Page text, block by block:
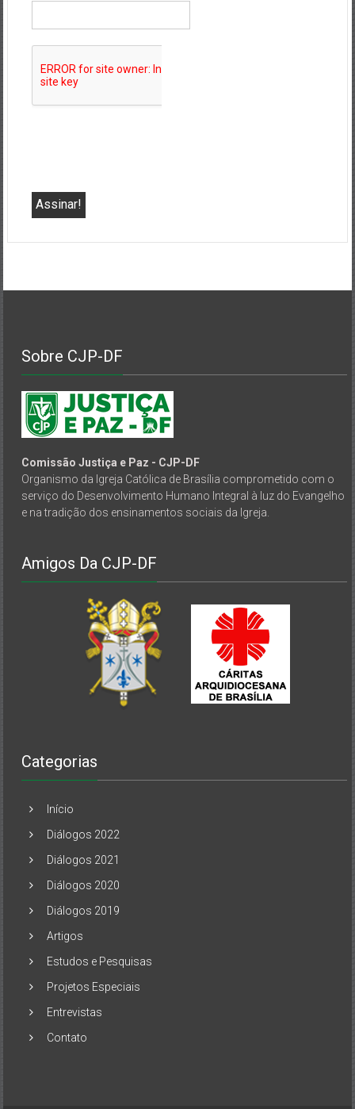
Sobre CJP-DF
Comissão Justiça e Paz - CJP-DF
Organismo da Igreja Católica de Brasília comprometido com o
serviço do Desenvolvimento Humano Integral à luz do Evangelho
e na tradição dos ensinamentos sociais da Igreja.
Amigos Da CJP-DF
Categorias
Início
Diálogos 2022
Diálogos 2021
Diálogos 2020
Diálogos 2019
Artigos
Estudos e Pesquisas
Projetos Especiais
Entrevistas
Contato